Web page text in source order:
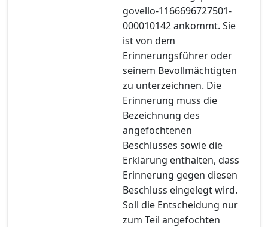
govello-1166696727501-
000010142 ankommt. Sie
ist von dem
Erinnerungsführer oder
seinem Bevollmächtigten
zu unterzeichnen. Die
Erinnerung muss die
Bezeichnung des
angefochtenen
Beschlusses sowie die
Erklärung enthalten, dass
Erinnerung gegen diesen
Beschluss eingelegt wird.
Soll die Entscheidung nur
zum Teil angefochten